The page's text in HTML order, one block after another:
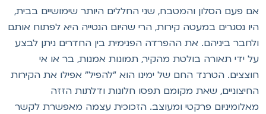
פעם הסלון והמטבח, שני החללים היותר שימושיים בבית,
נסגרים במעטה קירות, הרי שהיום הנטייה היא לפתוח אותם
ביניהם. את ההפרדה הפנימית בין החדרים ניתן לבצע
ידי תאורה בולטת מהקיר, תמונות אמנות, בר או אי
הטרנד החם של ימינו הוא "להפיל" אפילו את הקירות
שאת מקומם תפסו חלונות ודלתות הזזה
פרקטי ומעוצב. הזכוכית עצמה מאפשרת לקשר